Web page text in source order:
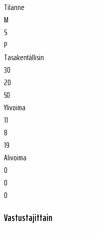
Tilanne
M
S
P
Tasakentällisin
30
20
50
Ylivoima
11
8
19
Alivoima
0
0
0
Vastustajittain